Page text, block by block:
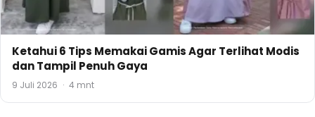
Ketahui 6 Tips Memakai Gamis Agar Terlihat Modis
dan Tampil Penuh Gaya
9 Juli 2026 · 4 mnt